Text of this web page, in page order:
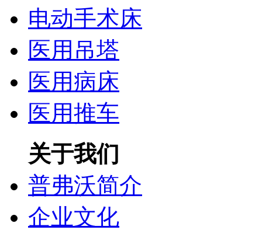
电动手术床
医用吊塔
医用病床
医用推车
关于我们
普弗沃简介
企业文化